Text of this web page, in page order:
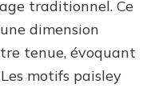
traditionnel. Ce
dimension
tenue, évoquant
motifs paisley